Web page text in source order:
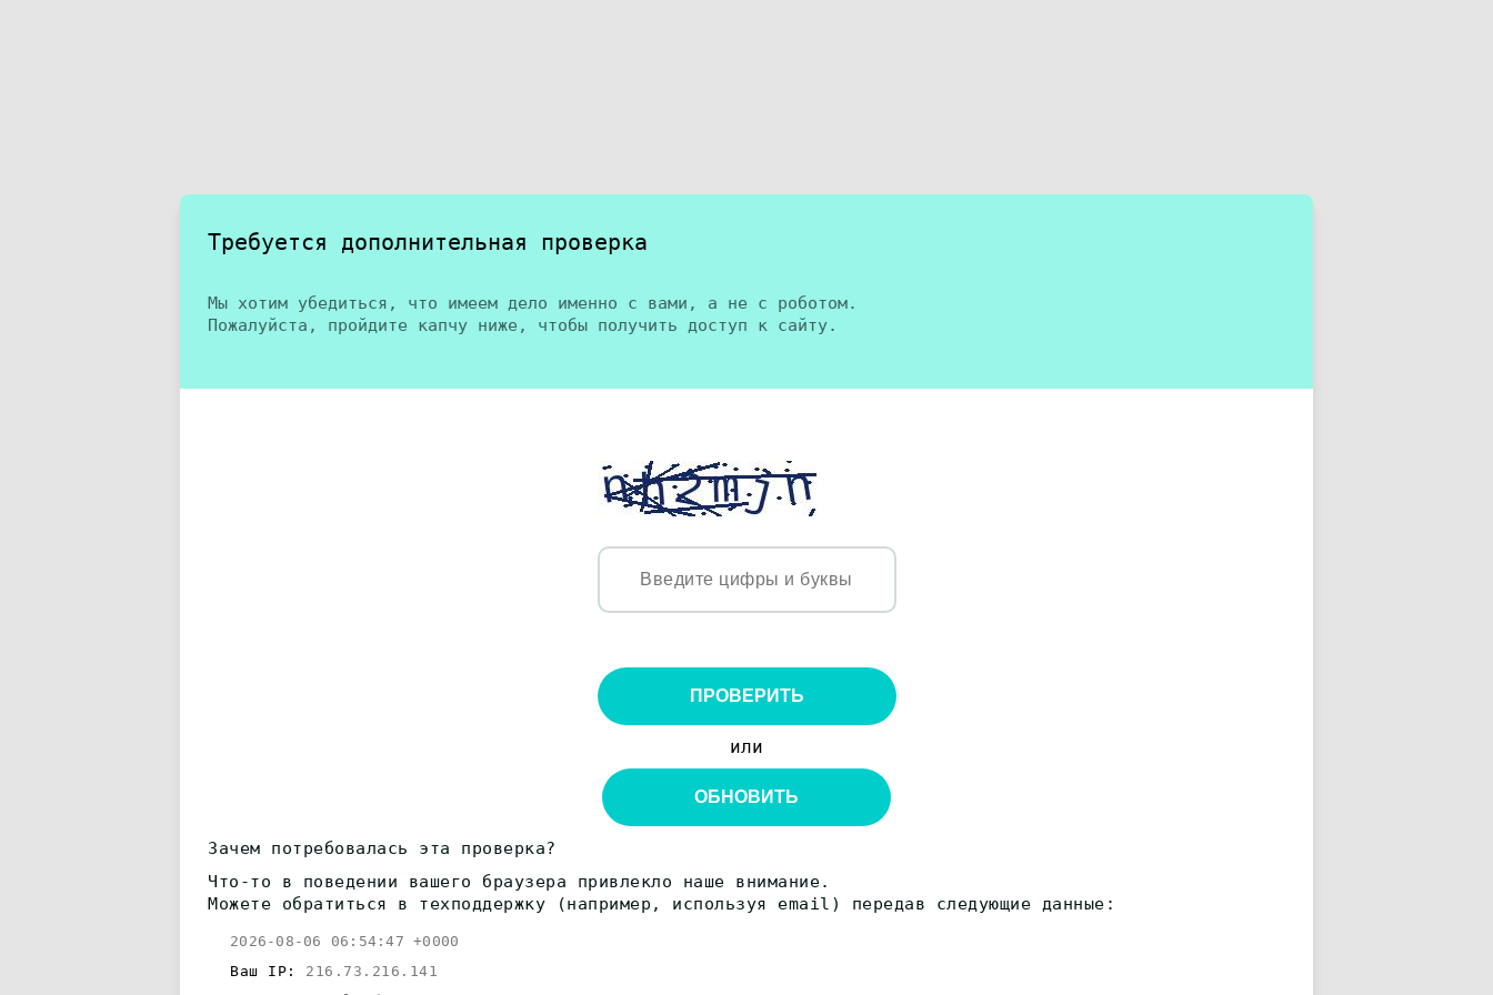
Требуется дополнительная проверка
Мы хотим убедиться, что имеем дело именно с вами, а не с роботом.
Пожалуйста, пройдите капчу ниже, чтобы получить доступ к сайту.
ПРОВЕРИТЬ
или
ОБНОВИТЬ
Зачем потребовалась эта проверка?
Что-то в поведении вашего браузера привлекло наше внимание.
Можете обратиться в техподдержку (например, используя email) передав следующие данные:
2026-08-06 06:54:47 +0000
Ваш IP: 216.73.216.141